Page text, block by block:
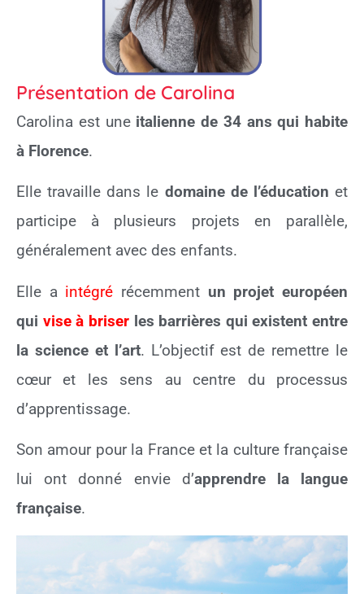
Présentation de Carolina
Carolina est une italienne de 34 ans qui habite
à Florence.
Elle travaille dans le domaine de l’éducation et
participe à plusieurs projets en parallèle,
généralement avec des enfants.
Elle a intégré récemment un projet européen
qui vise à briserles barrières qui existent entre
la science et l’art. L’objectif est de remettre le
cœur et les sens au centre du processus
d’apprentissage.
Son amour pour la France et la culture française
lui ont donné envie d’apprendre la langue
française.